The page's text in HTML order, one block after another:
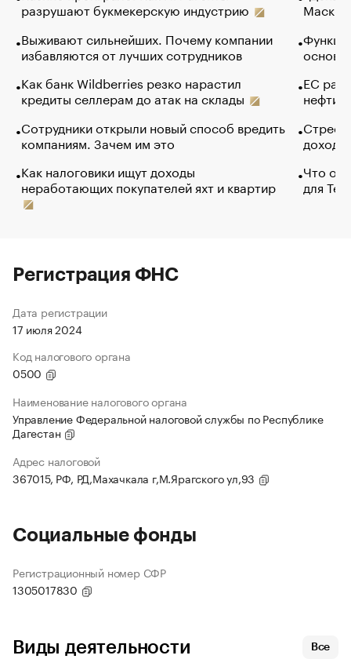
разрушают букмекерскую индустрию
Выживают сильнейших. Почему компании
избавляются от лучших сотрудников
Как банк Wildberries резко нарастил
кредиты селлерам до атак на склады
Сотрудники открыли новый способ вредить
компаниям. Зачем им это
Как налоговики ищут доходы
неработающих покупателей яхт и квартир
Маск в
основ
ЕС
нефти
Что
для
Регистрация ФНС
Дата регистрации
17 июля 2024
Код налогового органа
0500
Наименование налогового органа
Управление Федеральной налоговой службы по Республике
Дагестан
Адрес налоговой
367015, РФ, РД,Махачкала г,М.Ярагского ул,93
Социальные фонды
Регистрационный номер СФР
1305017830
Виды деятельности Все